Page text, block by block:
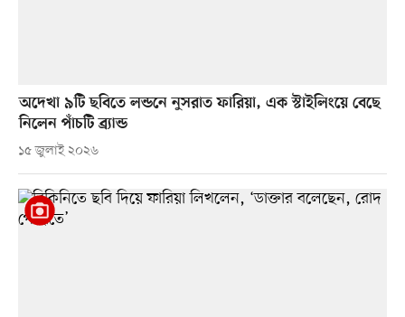
অদেখা ৯টি ছবিতে লন্ডনে নুসরাত ফারিয়া, এক স্টাইলিংয়ে বেছে
নিলেন পাঁচটি ব্র্যান্ড
১৫ জুলাই ২০২৬